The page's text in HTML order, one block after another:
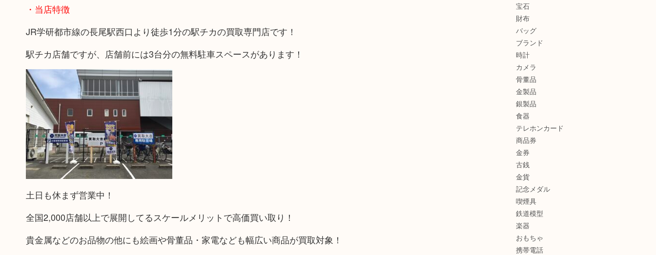
・当店特徴
JR学研都市線の長尾駅西口より徒歩1分の駅チカの買取専門店です！
駅チカ店舗ですが、店舗前には3台分の無料駐車スペースがあります！
土日も休まず営業中！
全国2,000店舗以上で展開してるスケールメリットで高価買い取り！
貴金属などのお品物の他にも絵画や骨董品・家電なども幅広い商品が買取対象！
宝石
財布
バッグ
ブランド
時計
カメラ
骨董品
金製品
銀製品
食器
テレホンカード
商品券
金券
古銭
金貨
記念メダル
喫煙具
鉄道模型
楽器
おもちゃ
携帯電話